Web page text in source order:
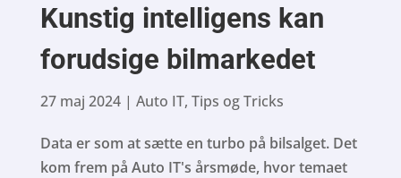
Kunstig intelligens kan
forudsige bilmarkedet
27 maj 2024| Auto IT, Tips og Tricks
Data er som at sætte en turbo på bilsalget. Det
kom frem på Auto IT's årsmøde, hvor temaet